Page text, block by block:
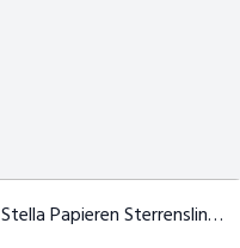
Stella Papieren Sterrenslinger